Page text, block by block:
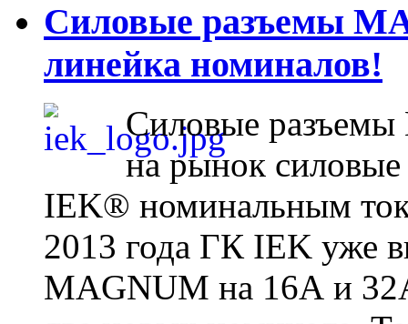
Силовые разъемы
линейка номиналов!
Силовые разъемы
на рынок
IEK® номинальным
2013 года ГК IEK уже
MAGNUM на 16А и